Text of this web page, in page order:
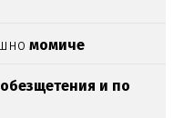
момиче
обезщетения и по